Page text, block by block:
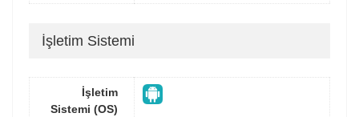
İşletim Sistemi
İşletim
Sistemi (OS)